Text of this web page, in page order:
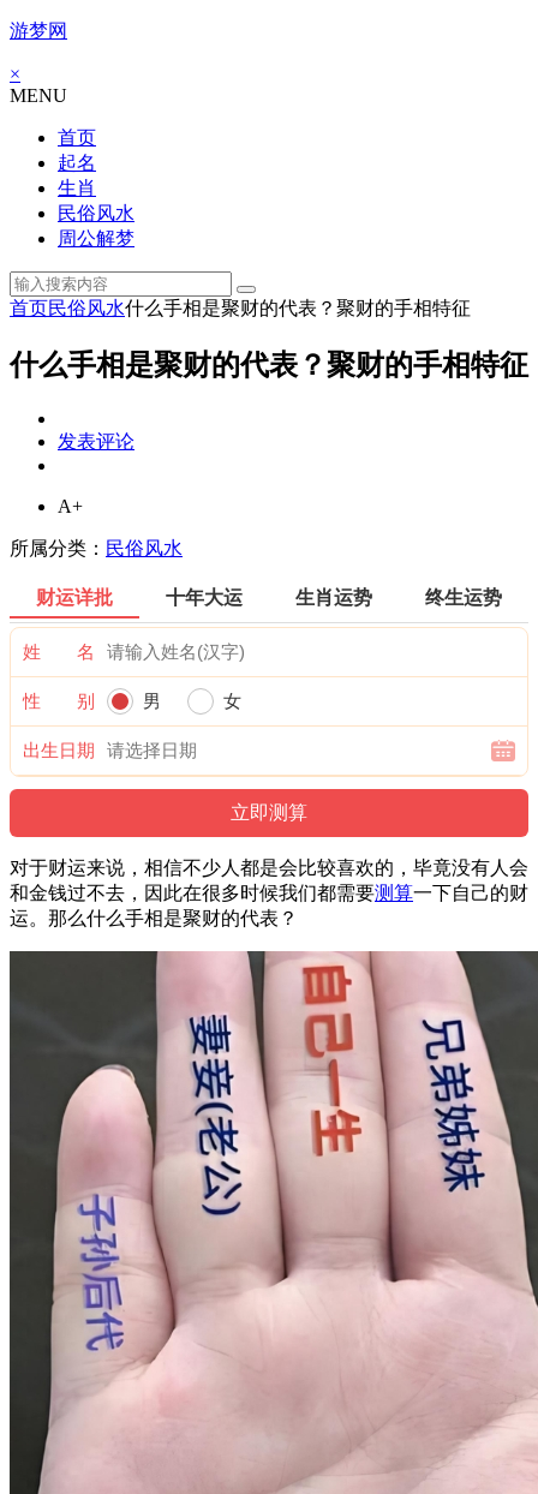
游梦网
×
MENU
首页
起名
生肖
民俗风水
周公解梦
首页民俗风水什么手相是聚财的代表？聚财的手相特征
什么手相是聚财的代表？聚财的手相特征
发表评论
A+
所属分类： 民俗风水
财运详批 十年大运 生肖运势 终生运势
姓 名
性 别 男 女
出生日期
对于财运来说，相信不少人都是会比较喜欢的，毕竟没有人会
和金钱过不去，因此在很多时候我们都需要测算一下自己的财
运。那么什么手相是聚财的代表？